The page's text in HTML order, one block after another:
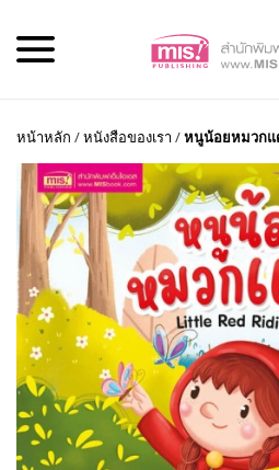
หน้าหลัก /หนังสือของเรา /หนูน้อยหมวกแ